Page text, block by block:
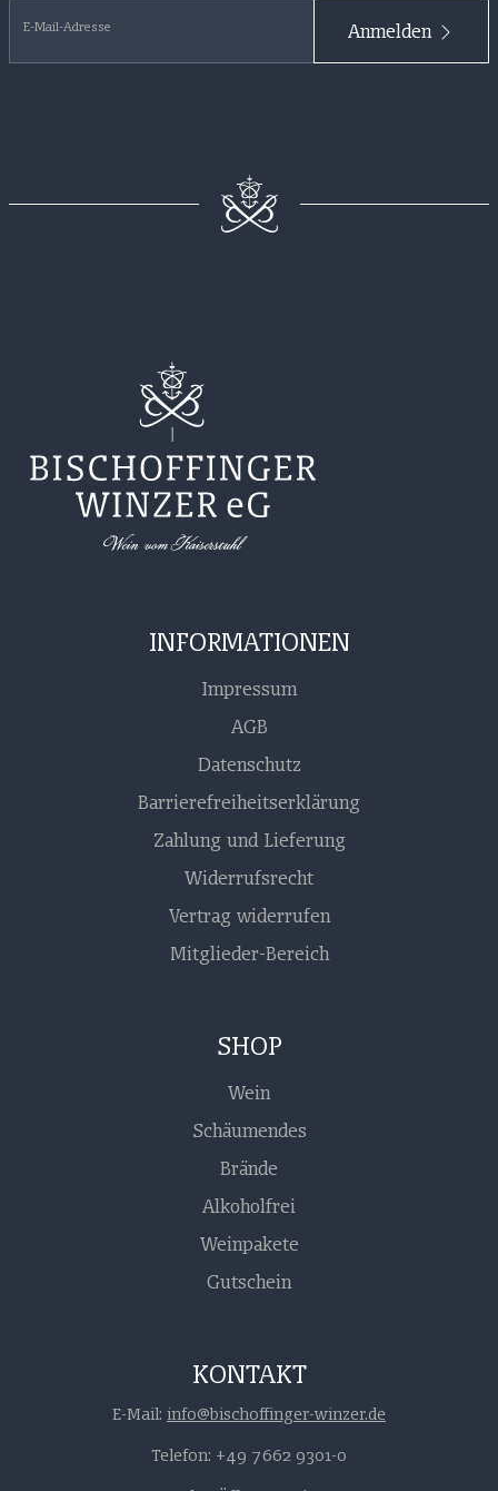
E-Mail-Adresse Anmelden
INFORMATIONEN
Impressum
AGB
Datenschutz
Barrierefreiheitserklärung
Zahlung und Lieferung
Widerrufsrecht
Vertrag widerrufen
Mitglieder-Bereich
SHOP
Wein
Schäumendes
Brände
Alkoholfrei
Weinpakete
Gutschein
KONTAKT
E-Mail: info@bischoffinger-winzer.de
Telefon: +49 7662 9301-0